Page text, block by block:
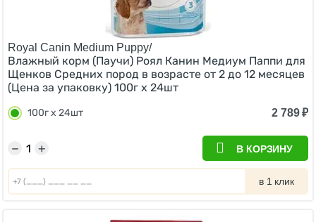
Royal Canin Medium Puppy/
Влажный корм (Паучи) Роял Канин Медиум Паппи для
Щенков Средних пород в возрасте от 2 до 12 месяцев
(Цена за упаковку) 100г х 24шт
100г х 24шт 2 789₽
+
− В КОРЗИНУ
в 1 клик